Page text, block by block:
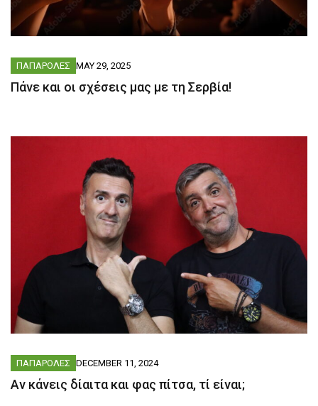
ΠΑΠΑΡΟΛΕΣ MAY 29, 2025
Πάνε και οι σχέσεις μας με τη Σερβία!
ΠΑΠΑΡΟΛΕΣ DECEMBER 11, 2024
Αν κάνεις δίαιτα και φας πίτσα, τί είναι;